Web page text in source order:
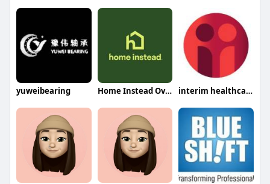
yuweibearing Home Instead Overland Park interim healthcare medford